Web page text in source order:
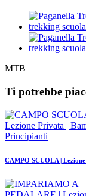
MTB
Ti potrebbe
CAMPO SCUOLA |